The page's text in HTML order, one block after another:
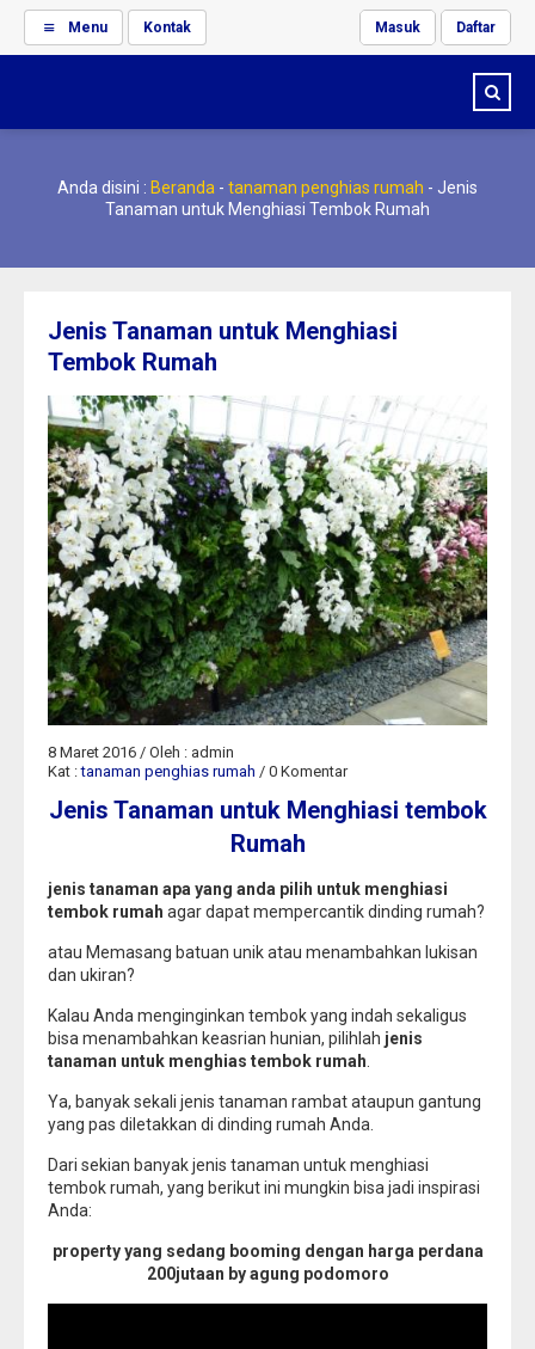
Menu Kontak Masuk Daftar
Anda disini : Beranda - tanaman penghias rumah - Jenis
Tanaman untuk Menghiasi Tembok Rumah
Jenis Tanaman untuk Menghiasi
Tembok Rumah
8 Maret 2016 / Oleh : admin
Kat :tanaman penghias rumah / 0 Komentar
Jenis Tanaman untuk Menghiasi tembok
Rumah
jenis tanaman apa yang anda pilih untuk menghiasi
tembok rumah agar dapat mempercantik dinding rumah?
atau Memasang batuan unik atau menambahkan lukisan
dan ukiran?
Kalau Anda menginginkan tembok yang indah sekaligus
bisa menambahkan keasrian hunian, pilihlah jenis
tanaman untuk menghias tembok rumah
Ya, banyak sekali jenis tanaman rambat ataupun gantung
yang pas diletakkan di dinding rumah Anda.
Dari sekian banyak jenis tanaman untuk menghiasi
tembok rumah, yang berikut ini mungkin bisa jadi inspirasi
Anda:
property yang sedang booming dengan harga perdana
200jutaan by agung podomoro